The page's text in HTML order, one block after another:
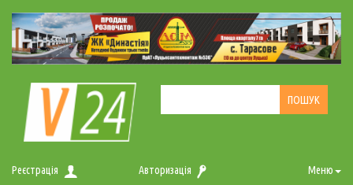
Реєстрація Авторизація Меню